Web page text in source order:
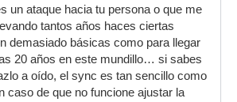
un ataque hacia tu persona o que me
tantos años haces ciertas
demasiado básicas como para llegar
20 años en este mundillo… si sabes
a oído, el sync es tan sencillo como
caso de que no funcione ajustar la